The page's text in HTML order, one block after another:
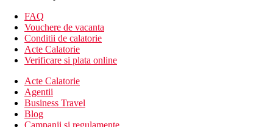
wellness & spa
activitati pentru copii
salon de infrumusetare
organizari evenimente
servicii de curatatorie
terasa
activitati sportive
FAQ
Vouchere de vacanta
Conditii de calatorie
Acte Calatorie
Verificare si plata online
Acte Calatorie
Agentii
Business Travel
Blog
Campanii si regulamente